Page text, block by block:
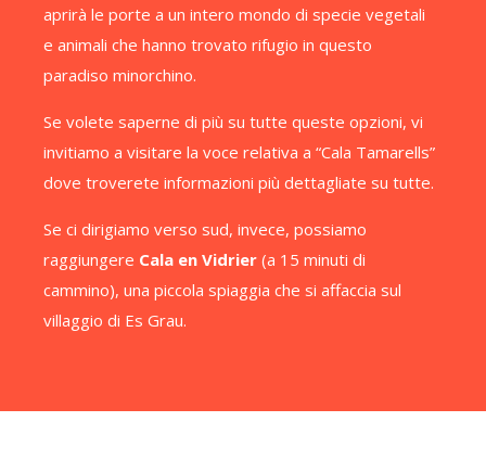
aprirà le porte a un intero mondo di specie vegetali
e animali che hanno trovato rifugio in questo
paradiso minorchino.
Se volete saperne di più su tutte queste opzioni, vi
invitiamo a visitare la voce relativa a “Cala Tamarells”
dove troverete informazioni più dettagliate su tutte.
Se ci dirigiamo verso sud, invece, possiamo
raggiungere Cala en Vidrier (a 15 minuti di
cammino), una piccola spiaggia che si affaccia sul
villaggio di Es Grau.